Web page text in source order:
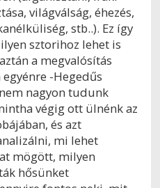
világválság, éhezés,
stb..). Ez így
sztorihoz lehet is
a megvalósítás
-Hegedűs
nagyon tudunk
végig ott ülnénk az
és azt
mi lehet
mögött, milyen
hősünket